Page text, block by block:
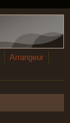
Arrangeur